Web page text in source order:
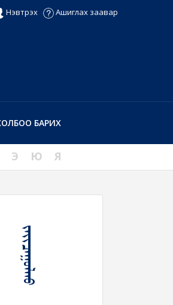
Нэвтрэх Ашиглах заавар
БАРИХ
Э Ю Я
ᠵᠠᠶᠢᠴᠠᠭᠤᠯᠬᠤ